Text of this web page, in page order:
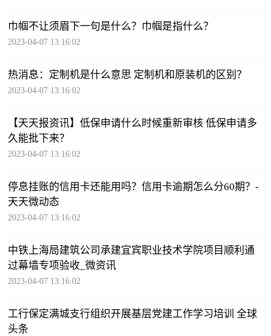
巾帼不让须眉下一句是什么？巾帼是指什么？
2023-04-07 13:16:02
热消息：定制机是什么意思 定制机和原装机的区别？
2023-04-07 13:16:02
【天天报资讯】低保申请什么时候重新审核 低保申请多
久能批下来？
2023-04-07 13:16:02
停息挂账的信用卡还能用吗？信用卡逾期怎么分60期？-
天天微动态
2023-04-07 13:16:02
中铁上海局建筑公司承建宜宾职业技术学院项目顺利通
过幕墙专项验收_微资讯
2023-04-07 13:16:02
工行保定满城支行组织开展基层党建工作学习培训 全球
头条